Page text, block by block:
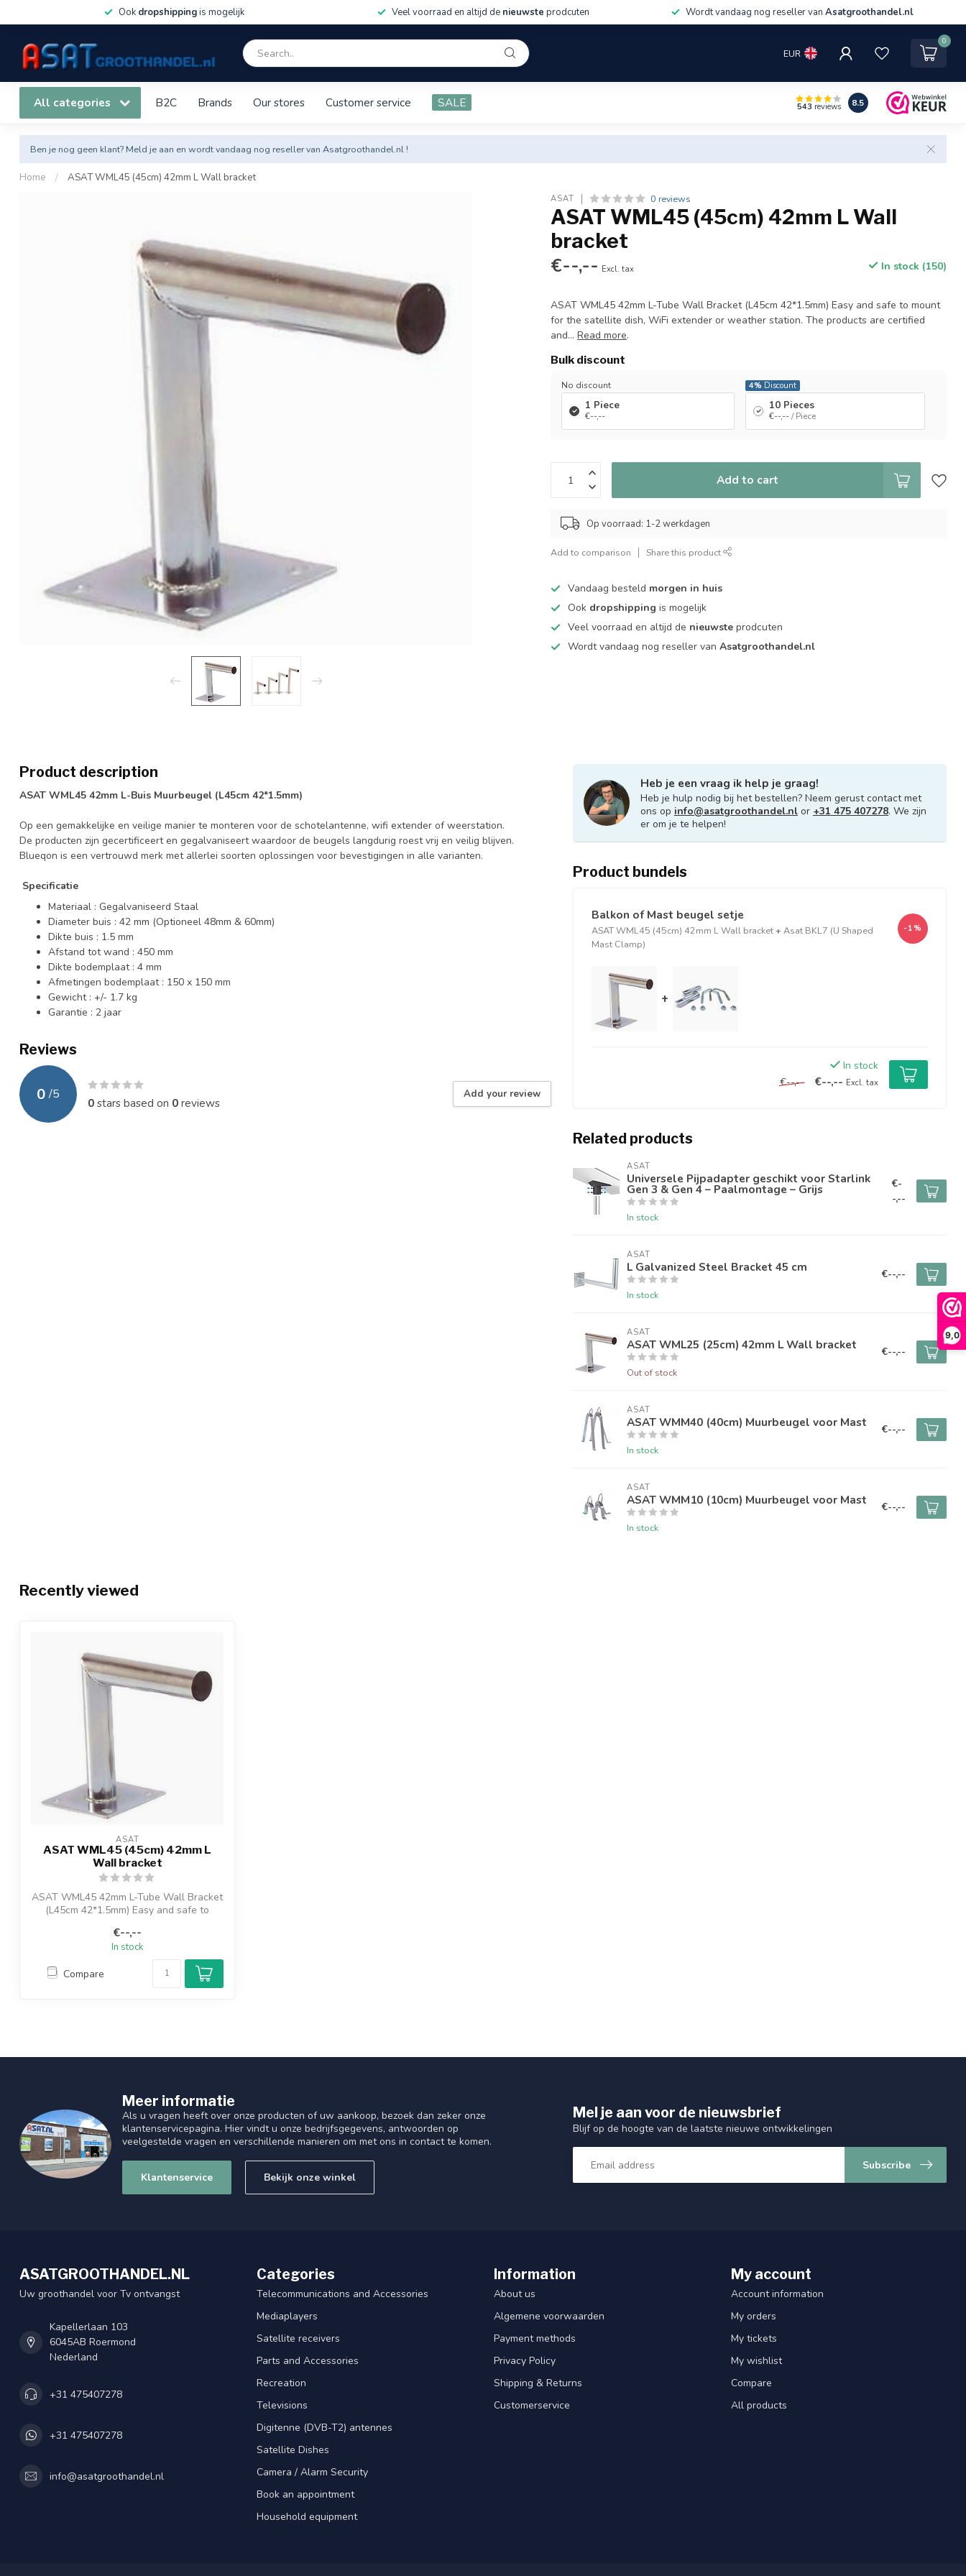
9,0
Ook dropshippingis mogelijk Veel voorraad en altijd de nieuwste prodcuten Wordt vandaag nog reseller van Asatgroothandel.nl
EUR
0
All categories B2C Brands Our stores Customer service SALE 543 reviews 8.5
Ben je nog geen klant? Meld je aan en wordt vandaag nog reseller van Asatgroothandel.nl !
Home / ASAT WML45 (45cm) 42mm L Wall bracket
ASAT 0 reviews
ASAT WML45 (45cm) 42mm L Wall
bracket
€--,-- Excl. tax In stock (150)
ASAT WML45 42mm L-Tube Wall Bracket (L45cm 42*1.5mm) Easy and safe to mount
for the satellite dish, WiFi extender or weather station. The products are certified
and...Read more.
Bulk discount
No discount
1 Piece
€--,--
4% Discount
10 Pieces
€--,--/ Piece
Add to cart
Op voorraad: 1-2 werkdagen
Add to comparison Share this product
Vandaag besteld morgen in huis
Ook dropshipping is mogelijk
Veel voorraad en altijd de nieuwste prodcuten
Wordt vandaag nog reseller vanAsatgroothandel.nl
Product description
ASAT WML45 42mm L-Buis Muurbeugel (L45cm 42*1.5mm)
Op een gemakkelijke en veilige manier te monteren voor de schotelantenne, wifi extender of weerstation.
De producten zijn gecertificeert en gegalvaniseert waardoor de beugels langdurig roest vrij en veilig blijven.
Blueqon is een vertrouwd merk met allerlei soorten oplossingen voor bevestigingen in alle varianten.
Specificatie
Materiaal : Gegalvaniseerd Staal
Diameter buis : 42 mm (Optioneel 48mm & 60mm)
Dikte buis : 1.5 mm
Afstand tot wand : 450 mm
Dikte bodemplaat : 4 mm
Afmetingen bodemplaat : 150 x 150 mm
Gewicht : +/- 1.7 kg
Garantie : 2 jaar
Reviews
0 /5
0stars based on 0reviews
Add your review
Heb je een vraag ik help je graag!
Heb je hulp nodig bij het bestellen? Neem gerust contact met
ons op info@asatgroothandel.nl or +31 475 407278. We zijn
er om je te helpen!
Product bundels
Balkon of Mast beugel setje
ASAT WML45 (45cm) 42mm L Wall bracket+ Asat BKL7 (U Shaped
Mast Clamp)
-1%
+
In stock
€--,--
€--,-- Excl. tax
Related products
ASAT
Universele Pijpadapter geschikt voor Starlink
Gen 3 & Gen 4 – Paalmontage – Grijs
In stock
€-
-,--
ASAT
L Galvanized Steel Bracket 45 cm
In stock
€--,--
ASAT
ASAT WML25 (25cm) 42mm L Wall bracket
Out of stock
€--,--
ASAT
ASAT WMM40 (40cm) Muurbeugel voor Mast
In stock
€--,--
ASAT
ASAT WMM10 (10cm) Muurbeugel voor Mast
In stock
€--,--
Recently viewed
ASAT
ASAT WML45 (45cm) 42mm L
Wall bracket
ASAT WML45 42mm L-Tube Wall Bracket
(L45cm 42*1.5mm) Easy and safe to
€--,--
In stock
Compare
Meer informatie
Als u vragen heeft over onze producten of uw aankoop, bezoek dan zeker onze
klantenservicepagina. Hier vindt u onze bedrijfsgegevens, antwoorden op
veelgestelde vragen en verschillende manieren om met ons in contact te komen.
Klantenservice Bekijk onze winkel
Mel je aan voor de nieuwsbrief
Blijf op de hoogte van de laatste nieuwe ontwikkelingen
Subscribe
ASATGROOTHANDEL.NL
Uw groothandel voor Tv ontvangst
Kapellerlaan 103
6045AB Roermond
Nederland
+31 475407278
+31 475407278
info@asatgroothandel.nl
Categories
Telecommunications and Accessories
Mediaplayers
Satellite receivers
Parts and Accessories
Recreation
Televisions
Digitenne (DVB-T2) antennes
Satellite Dishes
Camera / Alarm Security
Book an appointment
Household equipment
Information
About us
Algemene voorwaarden
Payment methods
Privacy Policy
Shipping & Returns
Customerservice
My account
Account information
My orders
My tickets
My wishlist
Compare
All products